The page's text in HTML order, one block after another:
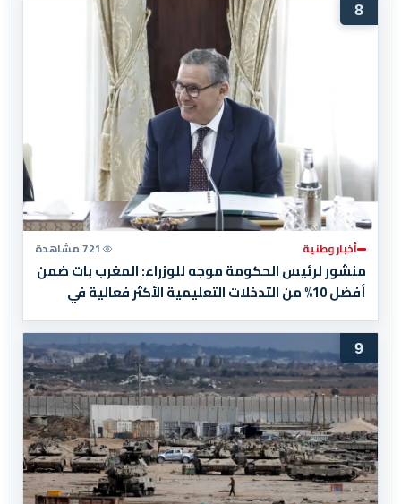
8
أخبار وطنية 721 مشاهدة
منشور لرئيس الحكومة موجه للوزراء: المغرب بات ضمن
أفضل 10% من التدخلات التعليمية الأكثر فعالية في
العالم
9